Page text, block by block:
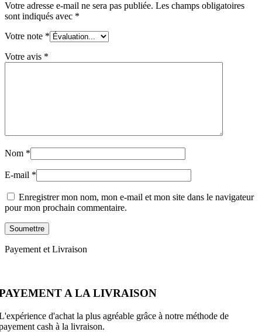
Votre adresse e-mail ne sera pas publiée. Les champs obligatoires
sont indiqués avec *
Votre note *
Votre avis *
Nom *
E-mail *
Enregistrer mon nom, mon e-mail et mon site dans le navigateur
pour mon prochain commentaire.
Payement et Livraison
A LA LIVRAISON
d'achat la plus agréable grâce à notre méthode de
cash à la livraison.